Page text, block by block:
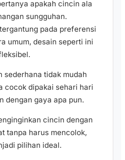
apakah cincin ala
sungguhan.
pada preferensi
umum, desain seperti ini
sederhana tidak mudah
cocok dipakai sehari hari
dengan gaya apa pun.
cincin dengan
tanpa harus mencolok,
pilihan ideal.